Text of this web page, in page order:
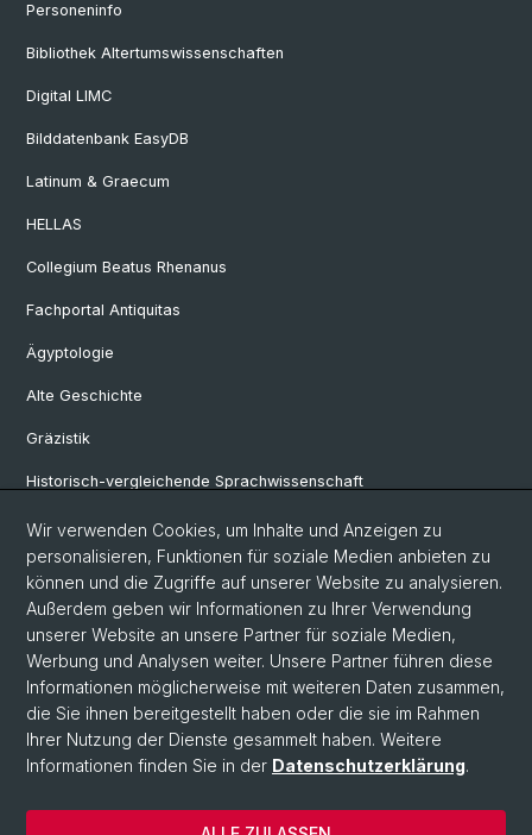
Personeninfo
Bibliothek Altertumswissenschaften
Digital LIMC
Bilddatenbank EasyDB
Latinum & Graecum
HELLAS
Collegium Beatus Rhenanus
Fachportal Antiquitas
Ägyptologie
Alte Geschichte
Gräzistik
Historisch-vergleichende Sprachwissenschaft
Klassische Archäologie
Latinistik
Ur- und Frühgeschichtliche und Provinzialrömische Archäologie
Vindonissa-Professur
© Universität Basel
Philosophisch-Historische Fakultät
Home
Wir verwenden Cookies, um Inhalte und Anzeigen zu
personalisieren, Funktionen für soziale Medien anbieten zu
können und die Zugriffe auf unserer Website zu analysieren.
Außerdem geben wir Informationen zu Ihrer Verwendung
unserer Website an unsere Partner für soziale Medien,
Werbung und Analysen weiter. Unsere Partner führen diese
Informationen möglicherweise mit weiteren Daten zusammen,
die Sie ihnen bereitgestellt haben oder die sie im Rahmen
Ihrer Nutzung der Dienste gesammelt haben. Weitere
Informationen finden Sie in der Datenschutzerklärung.